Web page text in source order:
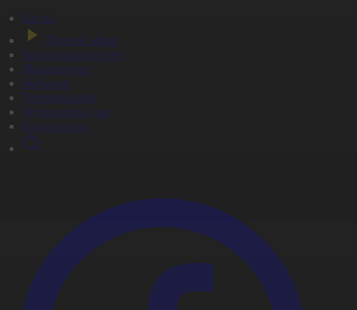
Басты
Тікелей эфир
Бағдарлама кестесі
Жаңалықтар
Жобалар
Телехикаялар
Мультсериалдар
Видеоархив